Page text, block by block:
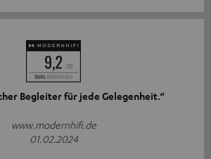
Begleiter für jede Gelegenheit.“
www.modernhifi.de
01.02.2024